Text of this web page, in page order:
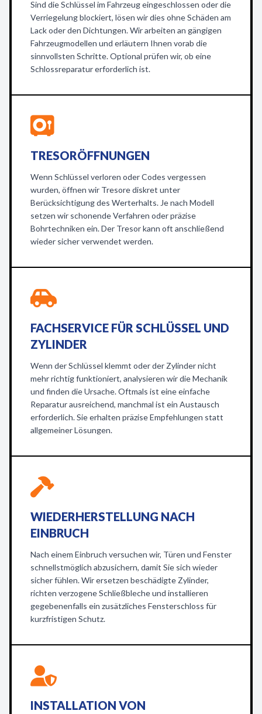
Sind die Schlüssel im Fahrzeug eingeschlossen oder die
Verriegelung blockiert, lösen wir dies ohne Schäden am
Lack oder den Dichtungen. Wir arbeiten an gängigen
Fahrzeugmodellen und erläutern Ihnen vorab die
sinnvollsten Schritte. Optional prüfen wir, ob eine
Schlossreparatur erforderlich ist.
TRESORÖFFNUNGEN
Wenn Schlüssel verloren oder Codes vergessen
wurden, öffnen wir Tresore diskret unter
Berücksichtigung des Werterhalts. Je nach Modell
setzen wir schonende Verfahren oder präzise
Bohrtechniken ein. Der Tresor kann oft anschließend
wieder sicher verwendet werden.
FACHSERVICE FÜR SCHLÜSSEL UND
ZYLINDER
Wenn der Schlüssel klemmt oder der Zylinder nicht
mehr richtig funktioniert, analysieren wir die Mechanik
und finden die Ursache. Oftmals ist eine einfache
Reparatur ausreichend, manchmal ist ein Austausch
erforderlich. Sie erhalten präzise Empfehlungen statt
allgemeiner Lösungen.
WIEDERHERSTELLUNG NACH
EINBRUCH
Nach einem Einbruch versuchen wir, Türen und Fenster
schnellstmöglich abzusichern, damit Sie sich wieder
sicher fühlen. Wir ersetzen beschädigte Zylinder,
richten verzogene Schließbleche und installieren
gegebenenfalls ein zusätzliches Fensterschloss für
kurzfristigen Schutz.
INSTALLATION VON